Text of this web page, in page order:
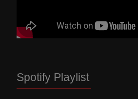
Spotify Playlist